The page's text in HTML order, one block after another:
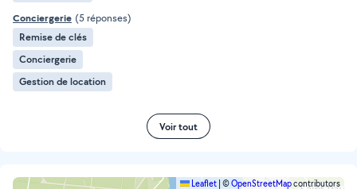
Conciergerie (5 réponses)
Remise de clés
Conciergerie
Gestion de location
Voir tout
Leaflet ©OpenStreetMapcontributors